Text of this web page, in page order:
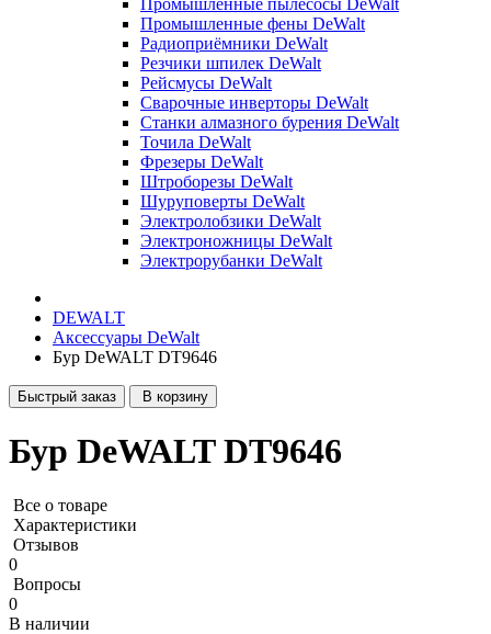
Промышленные пылесосы DeWalt
Промышленные фены DeWalt
Радиоприёмники DeWalt
Резчики шпилек DeWalt
Рейсмусы DeWalt
Сварочные инверторы DeWalt
Станки алмазного бурения DeWalt
Точила DeWalt
Фрезеры DeWalt
Штроборезы DeWalt
Шуруповерты DeWalt
Электролобзики DeWalt
Электроножницы DeWalt
Электрорубанки DeWalt
DEWALT
Аксессуары DeWalt
Бур DeWALT DT9646
Быстрый заказ В корзину
Бур DeWALT DT9646
Все о товаре
Характеристики
Отзывов
0
Вопросы
0
В наличии